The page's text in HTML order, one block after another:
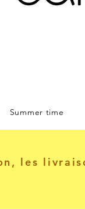
Summer time
les